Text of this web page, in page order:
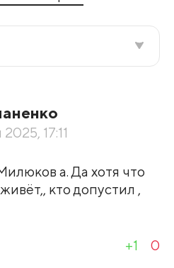
17:11
а. Да хотя что
кто допустил ,
+1 0